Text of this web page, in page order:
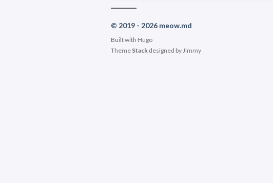
© 2019 - 2026 meow.md
Built with Hugo
Theme Stackdesigned byJimmy